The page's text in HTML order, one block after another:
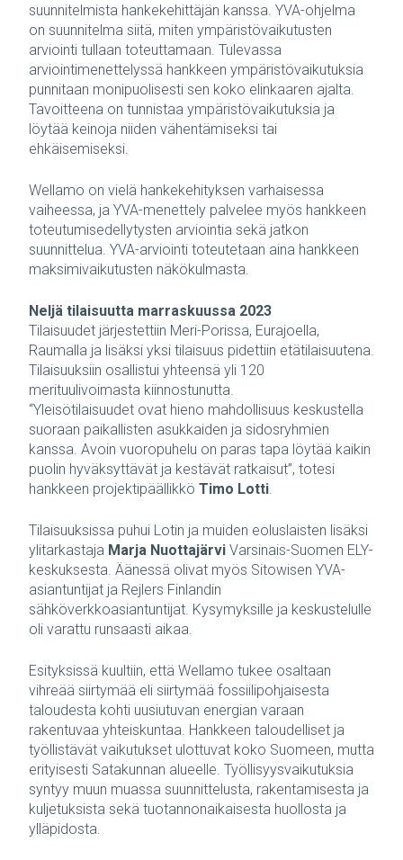
suunnitelmista hankekehittäjän kanssa. YVA-ohjelma
on suunnitelma siitä, miten ympäristövaikutusten
arviointi tullaan toteuttamaan. Tulevassa
arviointimenettelyssä hankkeen ympäristövaikutuksia
punnitaan monipuolisesti sen koko elinkaaren ajalta.
Tavoitteena on tunnistaa ympäristövaikutuksia ja
löytää keinoja niiden vähentämiseksi tai
ehkäisemiseksi.
Wellamo on vielä hankekehityksen varhaisessa
vaiheessa, ja YVA-menettely palvelee myös hankkeen
toteutumisedellytysten arviointia sekä jatkon
suunnittelua. YVA-arviointi toteutetaan aina hankkeen
maksimivaikutusten näkökulmasta.
Neljä tilaisuutta marraskuussa 2023
Tilaisuudet järjestettiin Meri-Porissa, Eurajoella,
Raumalla ja lisäksi yksi tilaisuus pidettiin etätilaisuutena.
Tilaisuuksiin osallistui yhteensä yli 120
merituulivoimasta kiinnostunutta.
“Yleisötilaisuudet ovat hieno mahdollisuus keskustella
suoraan paikallisten asukkaiden ja sidosryhmien
kanssa. Avoin vuoropuhelu on paras tapa löytää kaikin
puolin hyväksyttävät ja kestävät ratkaisut”, totesi
hankkeen projektipäällikkö Timo Lotti.
Tilaisuuksissa puhui Lotin ja muiden eoluslaisten lisäksi
ylitarkastaja Marja Nuottajärvi Varsinais-Suomen ELY-
keskuksesta. Äänessä olivat myös Sitowisen YVA-
asiantuntijat ja Rejlers Finlandin
sähköverkkoasiantuntijat. Kysymyksille ja keskustelulle
oli varattu runsaasti aikaa.
Esityksissä kuultiin, että Wellamo tukee osaltaan
vihreää siirtymää eli siirtymää fossiilipohjaisesta
taloudesta kohti uusiutuvan energian varaan
rakentuvaa yhteiskuntaa. Hankkeen taloudelliset ja
työllistävät vaikutukset ulottuvat koko Suomeen, mutta
erityisesti Satakunnan alueelle. Työllisyysvaikutuksia
syntyy muun muassa suunnittelusta, rakentamisesta ja
kuljetuksista sekä tuotannonaikaisesta huollosta ja
ylläpidosta.